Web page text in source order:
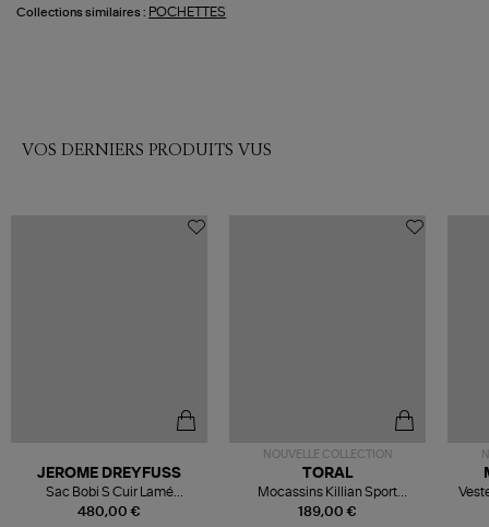
Collections similaires : POCHETTES
VOS DERNIERS PRODUITS VUS
480,00 €
JEROME DREYFUSS
Sac Bobi S Cuir Lamé
Champagne
NOUVELLE COLLECTION
189,00 €
TORAL
Mocassins Killian Sport
Mousse